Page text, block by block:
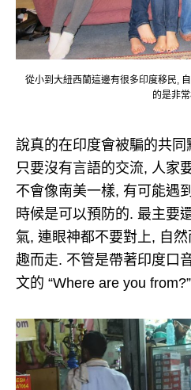
從小到大紐西蘭這邊有很多印度移民,
的是非
說真的在印度會被騙的共同
只要沒有言語的交流, 人家
不會像南美一樣, 有可能遇
時候是可以預防的. 最主要
氣, 連眼神都不要對上, 自
趣而走. 不管是帶著印度口
文的 “Where are you